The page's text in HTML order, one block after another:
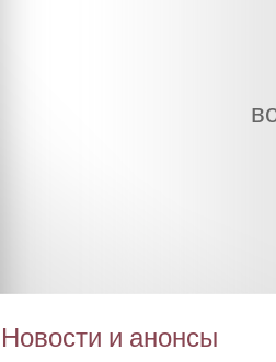
Новости и анонсы